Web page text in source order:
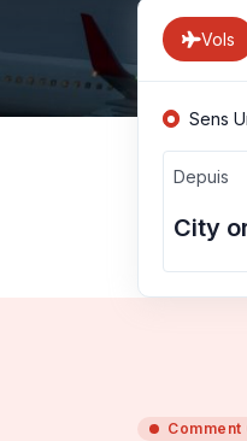
Vols
Sens
Depuis
Comment